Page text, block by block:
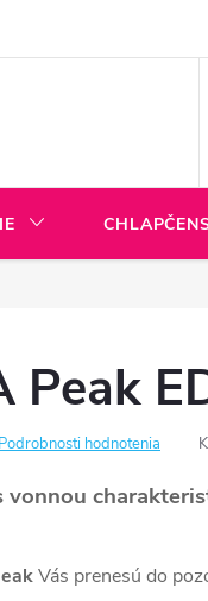
Peak
Podrobnosti hodnotenia
vonnou
Vás prenesú do